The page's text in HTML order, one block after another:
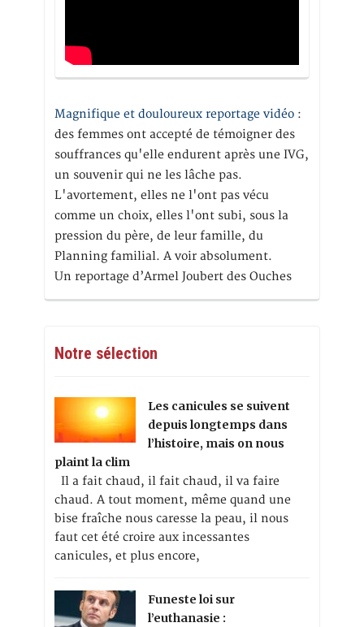
Magnifique et douloureux reportage vidéo :
des femmes ont accepté de témoigner des
souffrances qu'elle endurent après une IVG,
un souvenir qui ne les lâche pas.
L'avortement, elles ne l'ont pas vécu
comme un choix, elles l'ont subi, sous la
pression du père, de leur famille, du
Planning familial. A voir absolument.
Un reportage d’Armel Joubert des Ouches
Notre sélection
Les canicules se suivent
depuis longtemps dans
l’histoire, mais on nous
plaint la clim
Il a fait chaud, il fait chaud, il va faire
chaud. A tout moment, même quand une
bise fraîche nous caresse la peau, il nous
faut cet été croire aux incessantes
canicules, et plus encore,
Funeste loi sur
l’euthanasie :